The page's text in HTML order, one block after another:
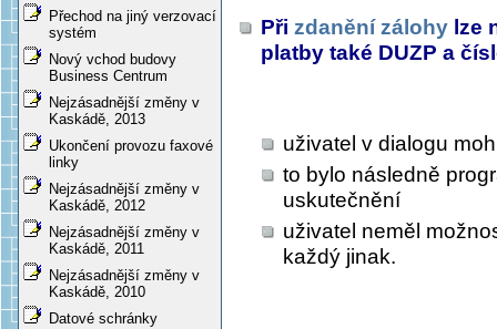
Přechod na jiný verzovací
systém
Nový vchod budovy
Business Centrum
Nejzásadnější změny v
Kaskádě, 2013
Ukončení provozu faxové
linky
Nejzásadnější změny v
Kaskádě, 2012
Nejzásadnější změny v
Kaskádě, 2011
Nejzásadnější změny v
Kaskádě, 2010
Datové schránky
Při zdanění zálohy lze
platby také DUZP a
uživatel v dialogu
to bylo následně
uskutečnění
uživatel neměl
každý jinak.